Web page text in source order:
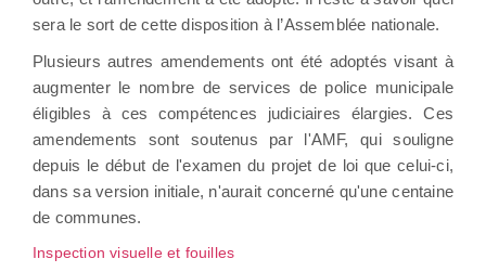
sera le sort de cette disposition à l’Assemblée nationale.
Plusieurs autres amendements ont été adoptés visant à
augmenter le nombre de services de police municipale
éligibles à ces compétences judiciaires élargies. Ces
amendements sont soutenus par l'AMF, qui souligne
depuis le début de l'examen du projet de loi que celui-ci,
dans sa version initiale, n'aurait concerné qu'une centaine
de communes.
Inspection visuelle et fouilles